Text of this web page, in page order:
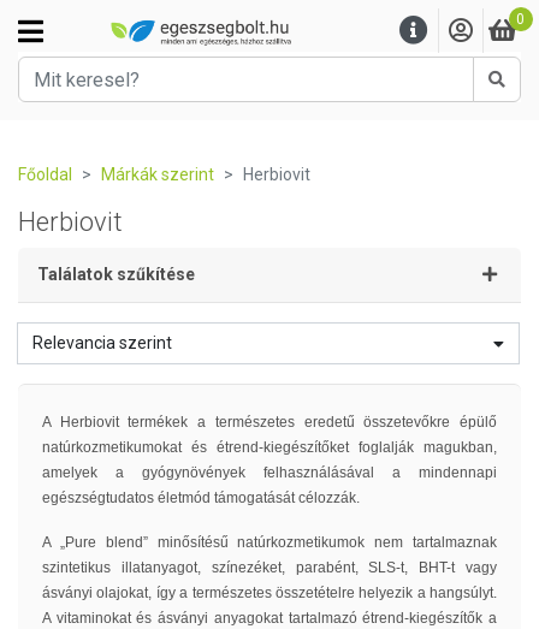
0
Főoldal Márkák szerint Herbiovit
Herbiovit
Találatok szűkítése
Relevancia szerint
A Herbiovit termékek a természetes eredetű összetevőkre épülő
natúrkozmetikumokat és étrend-kiegészítőket foglalják magukban,
amelyek a gyógynövények felhasználásával a mindennapi
egészségtudatos életmód támogatását célozzák.
A „Pure blend” minősítésű natúrkozmetikumok nem tartalmaznak
szintetikus illatanyagot, színezéket, parabént, SLS-t, BHT-t vagy
ásványi olajokat, így a természetes összetételre helyezik a hangsúlyt.
A vitaminokat és ásványi anyagokat tartalmazó étrend-kiegészítők a